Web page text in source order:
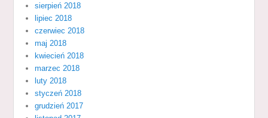
sierpień 2018
lipiec 2018
czerwiec 2018
maj 2018
kwiecień 2018
marzec 2018
luty 2018
styczeń 2018
grudzień 2017